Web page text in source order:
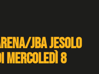
JBA Jesolo
mercoledì 8